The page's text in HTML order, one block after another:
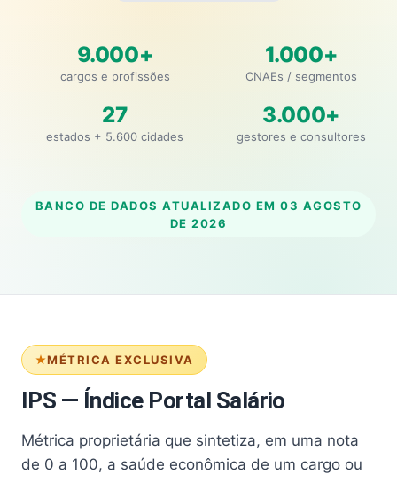
9.000+
cargos e profissões
1.000+
CNAEs / segmentos
27
estados + 5.600 cidades
3.000+
gestores e consultores
BANCO DE DADOS ATUALIZADO EM 03 AGOSTO
DE 2026
MÉTRICA EXCLUSIVA
IPS — Índice Portal Salário
Métrica proprietária que sintetiza, em uma nota
de 0 a 100, a saúde econômica de um cargo ou